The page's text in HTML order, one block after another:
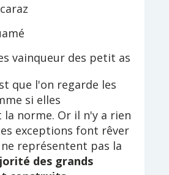
vainqueur des petit as
que l'on regarde les
si elles
norme. Or il n'y a rien
exceptions font rêver
représentent pas la
des grands